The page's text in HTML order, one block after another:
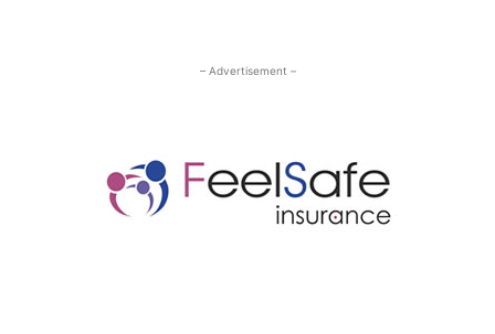
– Advertisement –